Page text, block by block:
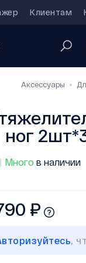
Клиентам
Аксессуары
ног
Много в наличии
₽
,